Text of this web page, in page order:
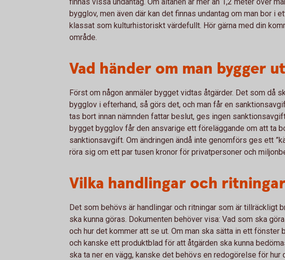
bygglov, men även där kan det finnas undantag om man bor i
klassat som kulturhistoriskt värdefullt. Hör gärna med din
område.
Vad händer om man bygger
Först om någon anmäler bygget vidtas åtgärder. Det som då
bygglov i efterhand, så görs det, och man får en
tas bort innan nämnden fattar beslut, ges ingen
bygget bygglov får den ansvarige ett föreläggande om att ta
sanktionsavgift. Om ändringen ändå inte genomförs ges ett
röra sig om ett par tusen kronor för privatpersoner och
Vilka handlingar och
Det som behövs är handlingar och ritningar som är tillräckligt
ska kunna göras. Dokumenten behöver visa: Vad som ska
och hur det kommer att se ut. Om man ska sätta in ett fönster
och kanske ett produktblad för att åtgärden ska kunna
ska ta ner en vägg, kanske det behövs en redogörelse för